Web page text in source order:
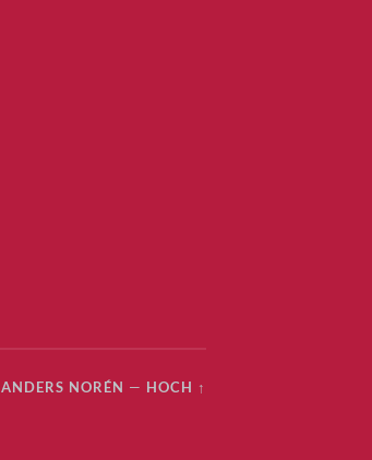
ANDERS NORÉN — HOCH ↑